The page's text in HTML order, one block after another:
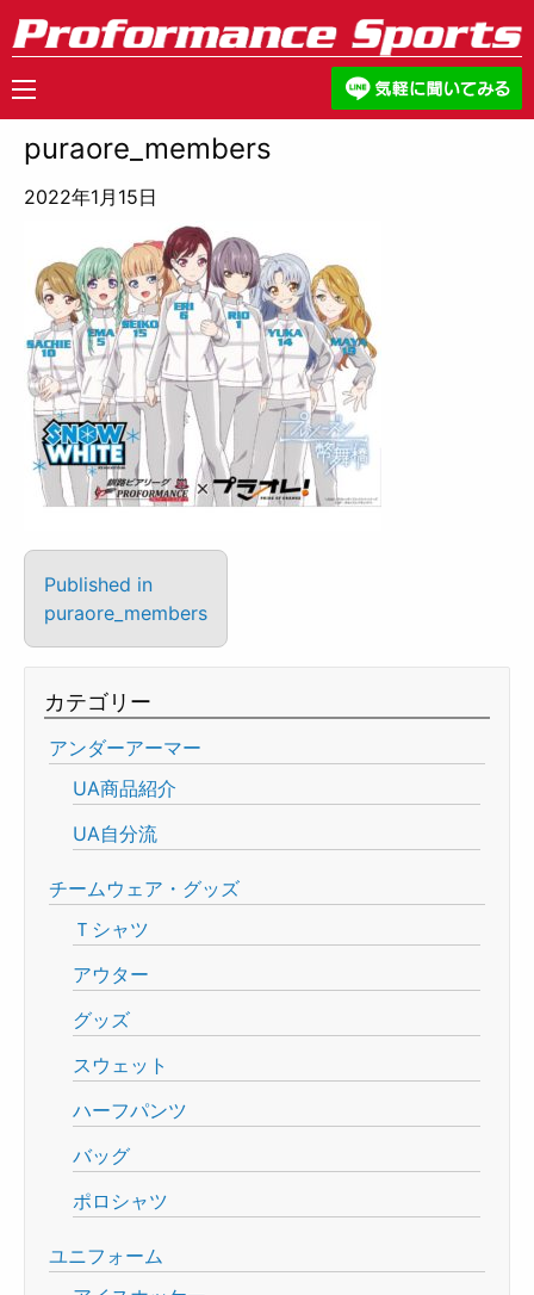
puraore_members
2022年1月15日
Published in
puraore_members
カテゴリー
アンダーアーマー
UA商品紹介
UA自分流
チームウェア・グッズ
Ｔシャツ
アウター
グッズ
スウェット
ハーフパンツ
バッグ
ポロシャツ
ユニフォーム